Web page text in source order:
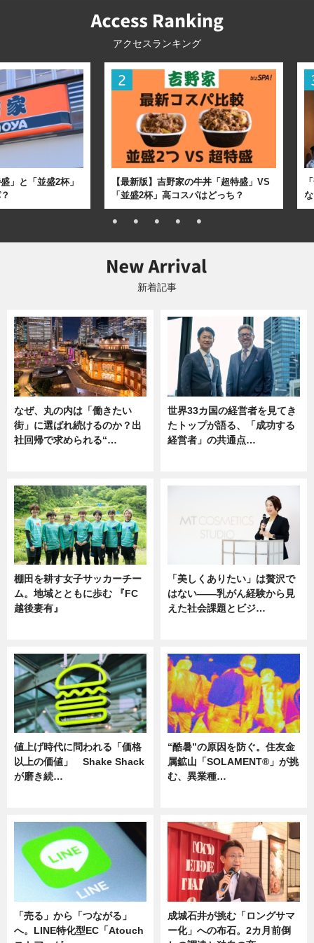
アクセスランキング
」と「並盛2杯」
【最新版】吉野家の牛丼「超特盛」VS
「並盛2杯」高コスパはどっち？
新着記事
なぜ、丸の内は「働きたい
街」に選ばれ続けるのか？出
社回帰で求められる“…
世界33カ国の経営者を見てき
たトップが語る、「成功する
経営者」の共通点…
棚田を耕す女子サッカーチー
ム。地域とともに歩む 『FC
越後妻有』
「美しくありたい」は贅沢で
はない――乳がん経験から見
えた社会課題とビジ…
値上げ時代に問われる「価格
以上の価値」 Shake Shack
が磨き続…
“酷暑”の原因を防ぐ。住友金
属鉱山「SOLAMENT®」が挑
む、異業種…
「売る」から「つながる」
へ。LINE特化型EC「Atouch
成城石井が挑む「ロングサマ
ー化」への布石。2カ月前倒